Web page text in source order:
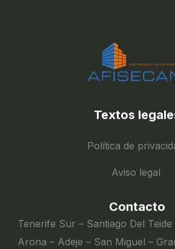
Textos
Política de
Aviso legal
Contacto
Tenerife Sur – Santiago Del
Arona – Adeje – San Miguel –